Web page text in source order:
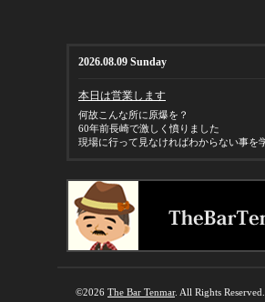
2026.08.09 Sunday
本日は営業します
何故こんな所に原爆を？
60年前長崎で激しく憤りました
現場に行って見なければわからない事を
©2026 The Bar Tenmar. All Rights Reserved.